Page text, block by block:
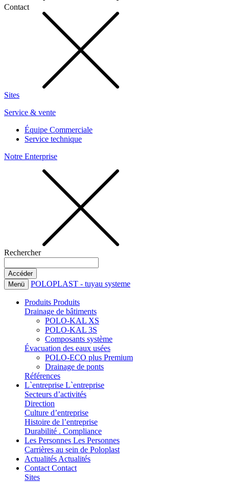
Contact
Sites
Service & vente
Équipe Commerciale
Service technique
Notre Enterprise
Rechercher
Menü POLOPLAST - tuyau systeme
Produits Produits
Drainage de bâtiments
POLO-KAL XS
POLO-KAL 3S
Composants système
Évacuation des eaux usées
POLO-ECO plus Premium
Drainage de ponts
Références
L`entreprise L`entreprise
Secteurs d’activités
Direction
Culture d’entreprise
Histoire de l’entreprise
Durabilité . Compliance
Les Personnes Les Personnes
Carrières au sein de Poloplast
Actualités Actualités
Contact Contact
Sites